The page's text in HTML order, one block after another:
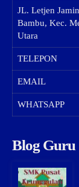
JL. Letjen
Bambu, Kec.
Utara
TELEPON
EMAIL
WHATSAPP
Blog Guru